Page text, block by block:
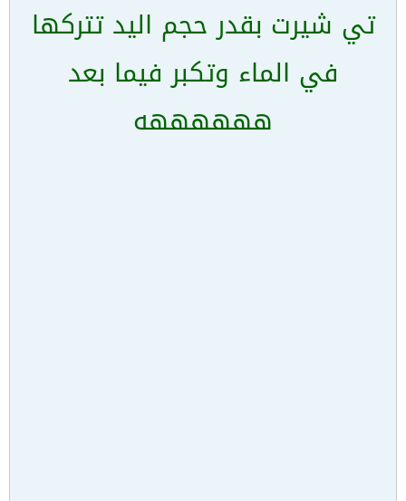
تي شيرت بقدر حجم اليد تتركها
في الماء وتكبر فيما بعد
ههههههه